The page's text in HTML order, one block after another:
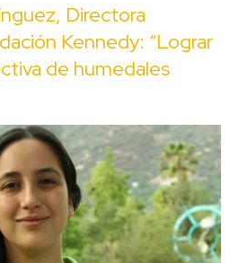
Directora
Kennedy: “Lograr
de humedales